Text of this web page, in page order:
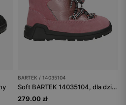
BARTEK / 14035104
Soft BARTEK 14035104, dla dziewcząt, różowy
279.00 zł